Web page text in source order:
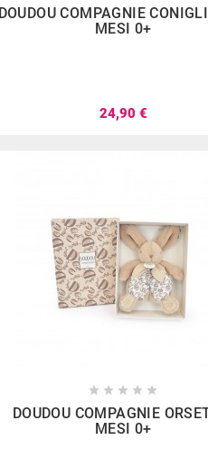
DOUDOU COMPAGNIE
MESI 0+
24,90 €
    
DOUDOU COMPAGNIE
MESI 0+